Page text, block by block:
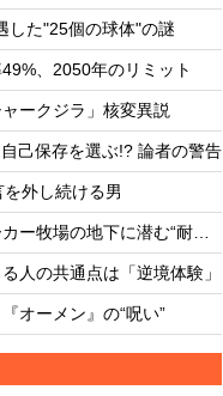
した"25個の球体"の謎
、2050年のリミット
ークジラ」核変異説
己保存を選ぶ!? 論者の警告
外し続ける男
スキンウォーカー牧場の地下に潜む“耐熱タイル似のセラミック片と未知の元素”
人の共通点は「逆境体験」
オーメン』の“呪い”